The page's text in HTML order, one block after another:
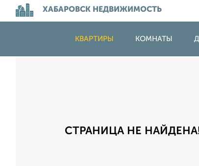
ХАБАРОВСК НЕДВИЖИМОСТЬ
КВАРТИРЫ КОМНАТЫ
СТРАНИЦА НЕ